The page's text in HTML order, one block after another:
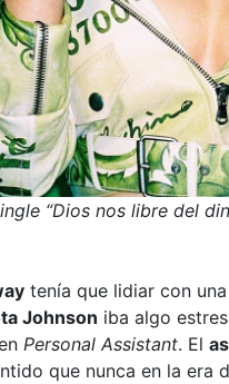
“Dios nos libre del
tenía que lidiar con
Johnson iba algo
Personal Assistant. El
que nunca en la era